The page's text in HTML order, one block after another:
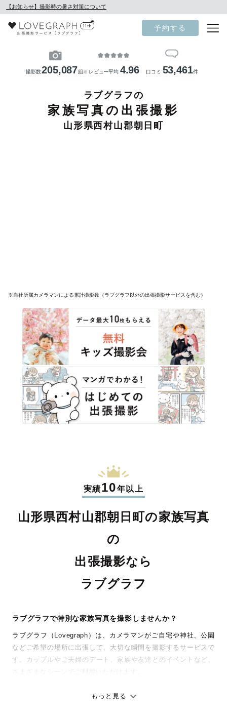
【お知らせ】撮影時の暑さ対策について
予約する
撮影数205,087組 ※ レビュー平均 4.96 口コミ 53,461件
ラブグラフの
家族写真の出張撮影
山形県西村山郡朝日町
※自社所属カメラマンによる累計撮影数（ラブグラフ以外の出張撮影サービスを含む）
実績10年以上
山形県西村山郡朝日町の家族写真
の
出張撮影なら
ラブグラフ
ラブグラフで特別な家族写真を撮影しませんか？
ラブグラフ（Lovegraph）は、カメラマンがご自宅や神社、公園
などご希望の場所に出張して、大切な瞬間を撮影するサービスで
す。カップルやご夫婦のデート、家族や友達とのイベントなど、
ありのままの空気感を大切に、何十年経っても見返したくなるよ
もっと見る